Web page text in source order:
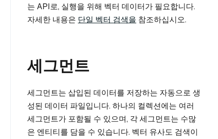
는 API로, 실행을 위해 벡터 데이터가 필요합니다.
자세한 내용은 단일 벡터 검색을 참조하십시오.
세그먼트
세그먼트는 삽입된 데이터를 저장하는 자동으로 생
성된 데이터 파일입니다. 하나의 컬렉션에는 여러
세그먼트가 포함될 수 있으며, 각 세그먼트는 수많
은 엔티티를 담을 수 있습니다. 벡터 유사도 검색이